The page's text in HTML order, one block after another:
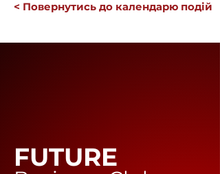
< Повернутись до календарю подій
FUTURE